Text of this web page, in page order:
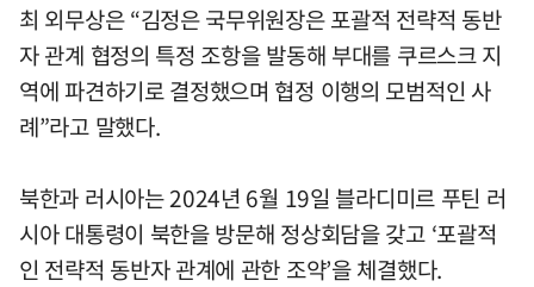
최 외무상은 “김정은 국무위원장은 포괄적 전략적 동반
자 관계 협정의 특정 조항을 발동해 부대를 쿠르스크 지
역에 파견하기로 결정했으며 협정 이행의 모범적인 사
례”라고 말했다.
북한과 러시아는 2024년 6월 19일 블라디미르 푸틴 러
시아 대통령이 북한을 방문해 정상회담을 갖고 ‘포괄적
인 전략적 동반자 관계에 관한 조약’을 체결했다.